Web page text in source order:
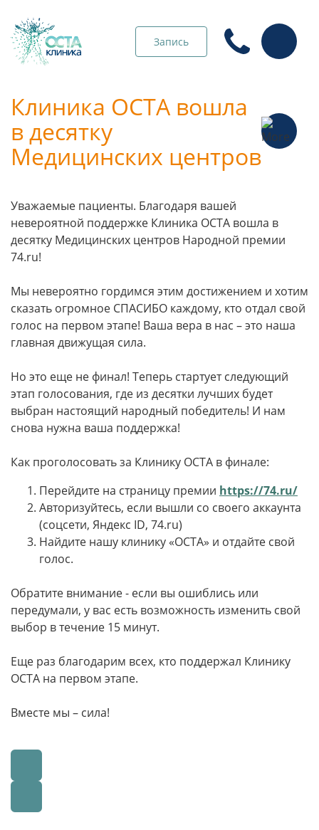
Запись
Клиника ОСТА вошла
в десятку
Медицинских центров
Уважаемые пациенты. Благодаря вашей
невероятной поддержке Клиника ОСТА вошла в
десятку Медицинских центров Народной премии
74.ru!
Мы невероятно гордимся этим достижением и хотим
сказать огромное СПАСИБО каждому, кто отдал свой
голос на первом этапе! Ваша вера в нас – это наша
главная движущая сила.
Но это еще не финал! Теперь стартует следующий
этап голосования, где из десятки лучших будет
выбран настоящий народный победитель! И нам
снова нужна ваша поддержка!
Как проголосовать за Клинику ОСТА в финале:
Перейдите на страницу премии https://74.ru/
Авторизуйтесь, если вышли со своего аккаунта
(соцсети, Яндекс ID, 74.ru)
Найдите нашу клинику «ОСТА» и отдайте свой
голос.
Обратите внимание - если вы ошиблись или
передумали, у вас есть возможность изменить свой
выбор в течение 15 минут.
Еще раз благодарим всех, кто поддержал Клинику
ОСТА на первом этапе.
Вместе мы – сила!